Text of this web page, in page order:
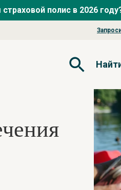
полис в 2026
Открытая